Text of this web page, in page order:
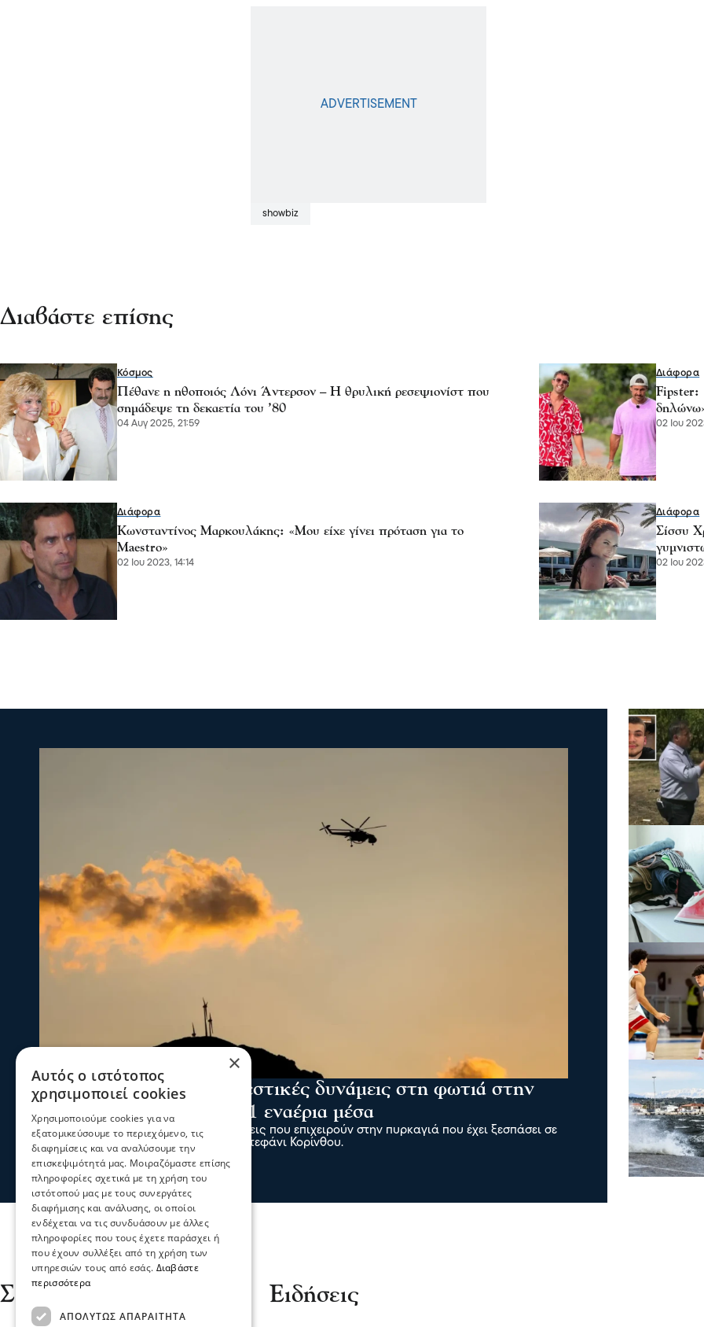
showbiz
Διαβάστε επίσης
Κόσμος
Πέθανε η ηθοποιός Λόνι Άντερσον – Η θρυλική ρεσεψιονίστ που
σημάδεψε τη δεκαετία του ’80
04 Αυγ 2025, 21:59
Διάφορα
Fipster:
02 Ιου
Διάφορα
Κωνσταντίνος Μαρκουλάκης: «Μου είχε γίνει πρόταση για το
Maestro»
02 Ιου 2023, 14:14
Διάφορα
Σίσσυ
02 Ιου
Ενισχύθηκαν οι πυροσβεστικές δυνάμεις στη φωτιά στην
Κορινθία - Επιχειρούν 11 εναέρια μέσα
Ενισχύθηκαν οι πυροσβεστικές δυνάμεις που επιχειρούν στην πυρκαγιά που έχει ξεσπάσει σε
αγροτοδασική έκταση, στην περιοχή Στεφάνι Κορίνθου.
07 Αυγ 2026, 20:24
Σέρρες Ειδήσεις
×
Αυτός ο ιστότοπος
χρησιμοποιεί cookies
Χρησιμοποιούμε cookies για να
εξατομικεύσουμε το περιεχόμενο, τις
διαφημίσεις και να αναλύσουμε την
επισκεψιμότητά μας. Μοιραζόμαστε επίσης
πληροφορίες σχετικά με τη χρήση του
ιστότοπού μας με τους συνεργάτες
διαφήμισης και ανάλυσης, οι οποίοι
ενδέχεται να τις συνδυάσουν με άλλες
πληροφορίες που τους έχετε παράσχει ή
που έχουν συλλέξει από τη χρήση των
υπηρεσιών τους από εσάς. Διαβάστε
περισσότερα
ΑΠΟΛΎΤΩΣ ΑΠΑΡΑΊΤΗΤΑ